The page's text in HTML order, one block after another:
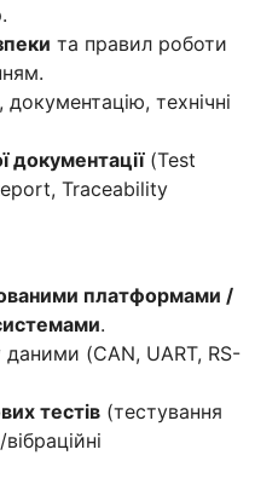
та правил роботи
технічні
документації(Test
Traceability
платформами /
.
даними (CAN, UART, RS-
тестів (тестування